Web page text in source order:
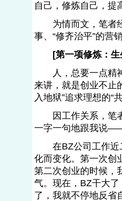
自己，修炼自己，提
为情而文，笔者经
事、“修齐治平”的
[第一项修炼：
人，总要一点精神
来讲，就是创业不止
入地狱”追求理想的“
因工作关系，笔者
一字一句地跟我说
在BZ公司工作近
化而变化。第一次创
第二次创业的时候，
气。现在，BZ干大
了，我就不停地反省